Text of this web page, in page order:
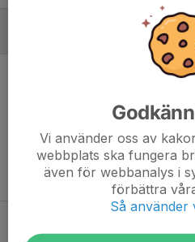
Vi använder oss av
webbplats ska fungera
även för webbanalys i
förbättra
Så använder